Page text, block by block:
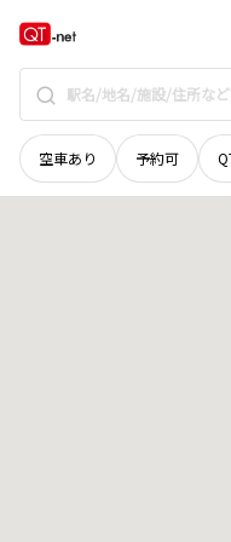
空車あり 予約可
富山県